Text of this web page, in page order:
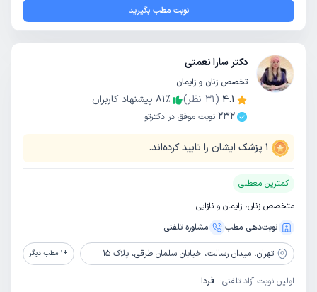
نوبت مطب بگیرید
دکتر سارا نعمتی
تخصص زنان و زایمان
4.1
(
31 نظر) 81٪
پیشنهاد کاربران
232 نوبت موفق در دکترتو
1 پزشک ایشان را تایید کرده‌اند.
کمترین معطلی
متخصص زنان، زایمان و نازایی
نوبت‌دهی مطب
مشاوره‌ تلفنی
تهران، میدان رسالت، خیابان سلمان طرقی، پلاک 15 +
1 مطب دیگر
اولین نوبت آزاد تلفنی: فردا